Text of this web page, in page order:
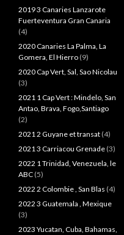
2019 3 Canaries Lanzarote
Fuerteventura Gran Canaria
(4)
2020 Canaries La Palma, La
Gomera, El Hierro (9)
2020 Cap Vert, Sal, Sao Nicolau
(3)
2021 1 Cap Vert : Mindelo, San
Antao, Brava, Fogo,Santiago
(2)
2021 2 Guyane et transat (4)
2021 3 Carriacou Grenade (3)
2022 1 Trinidad, Venezuela, le
ABC (5)
2022 2 Colombie , San Blas (4)
2022 3 Guatemala , Mexique
(3)
2023 Yucatan, Cuba, Bahamas,